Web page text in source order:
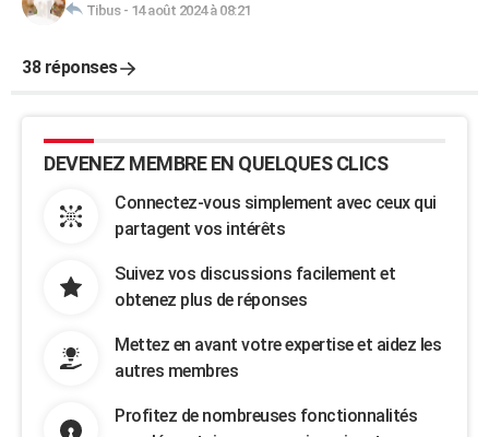
Tibus- 14 août 2024 à 08:21
38 réponses
DEVENEZ MEMBRE EN QUELQUES CLICS
Connectez-vous simplement avec ceux qui
partagent vos intérêts
Suivez vos discussions facilement et
obtenez plus de réponses
Mettez en avant votre expertise et aidez les
autres membres
Profitez de nombreuses fonctionnalités